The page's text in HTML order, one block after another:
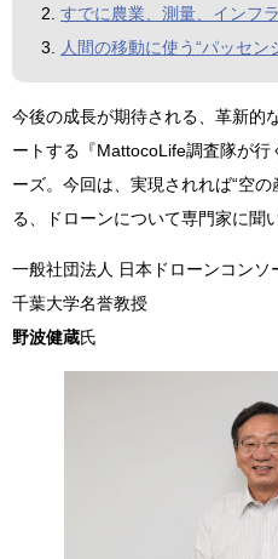
すでに農業、測量、インフ
人間の移動に使う“パッセン
今後の成長が期待される、革新的
ートする『MattocoLife調査隊が行
ーズ。今回は、実現されれば“空
る、ドローンについて専門家に聞
一般社団法人 日本ドローンコンソ
千葉大学名誉教授
野波健蔵氏